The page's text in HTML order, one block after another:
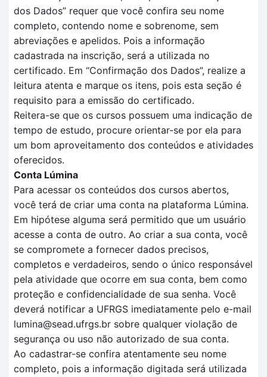
dos Dados” requer que você confira seu nome
completo, contendo nome e sobrenome, sem
abreviações e apelidos. Pois a informação
cadastrada na inscrição, será a utilizada no
certificado. Em “Confirmação dos Dados”, realize a
leitura atenta e marque os itens, pois esta seção é
requisito para a emissão do certificado.
Reitera-se que os cursos possuem uma indicação de
tempo de estudo, procure orientar-se por ela para
um bom aproveitamento dos conteúdos e atividades
oferecidos.
Conta Lúmina
Para acessar os conteúdos dos cursos abertos,
você terá de criar uma conta na plataforma Lúmina.
Em hipótese alguma será permitido que um usuário
acesse a conta de outro. Ao criar a sua conta, você
se compromete a fornecer dados precisos,
completos e verdadeiros, sendo o único responsável
pela atividade que ocorre em sua conta, bem como
proteção e confidencialidade de sua senha. Você
deverá notificar a UFRGS imediatamente pelo e-mail
lumina@sead.ufrgs.br sobre qualquer violação de
segurança ou uso não autorizado de sua conta.
Ao cadastrar-se confira atentamente seu nome
completo, pois a informação digitada será utilizada